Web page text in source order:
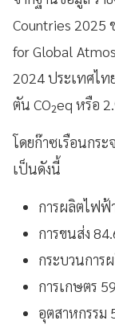
Countries 2025
for Global
2024 ประเทศไ
ตัน CO₂eq หรือ
โดยก๊าซเรือนกร
เป็นดังนี้
การผลิตไฟฟ้
การขนส่ง
กระบวนการ
การเกษตร
อุตสาหกรรม